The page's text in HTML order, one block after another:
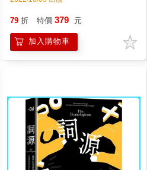
79 折 特價 379 元
加入購物車